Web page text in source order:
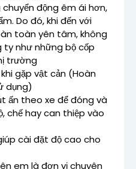
động êm ái hơn,
Do đó, khi đến với
toàn yên tâm, không
ty như những bộ cốp
trường
gặp vật cản (Hoàn
dụng)
ấn theo xe để đóng và
chế hay can thiệp vào
cài đặt độ cao cho
em là đơn vị chuyên